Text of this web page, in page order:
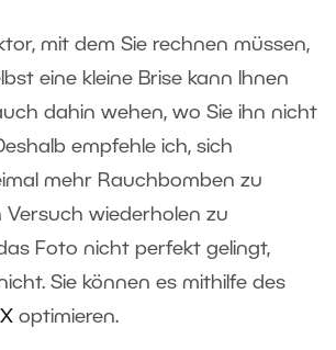
mit dem Sie rechnen müssen,
eine kleine Brise kann Ihnen
dahin wehen, wo Sie ihn nicht
empfehle ich, sich
mehr Rauchbomben zu
Versuch wiederholen zu
Foto nicht perfekt gelingt,
Sie können es mithilfe des
optimieren.